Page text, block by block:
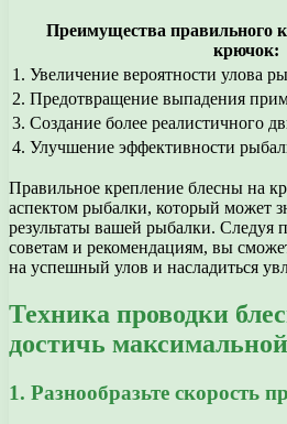
Преимущества правильного
крючок:
1. Увеличение вероятности улова
2. Предотвращение выпадения
3. Создание более реалистичного
4. Улучшение эффективности
Правильное крепление блесны на
аспектом рыбалки, который может
результаты вашей рыбалки.
советам и рекомендациям, вы
на успешный улов и насладиться
Техника проводки
достичь
1. Разнообразьте скорость